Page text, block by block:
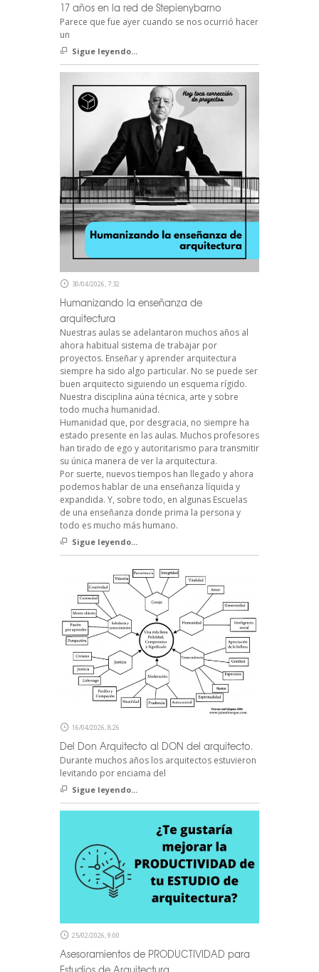
17 años en la red de Stepienybarno
Parece que fue ayer cuando se nos ocurrió hacer
un
Sigue leyendo...
30/04/2026, 7:32
Humanizando la enseñanza de
arquitectura
Nuestras aulas se adelantaron muchos años al
ahora habitual sistema de trabajar por
proyectos. Enseñar y aprender arquitectura
siempre ha sido algo particular. No se puede ser
buen arquitecto siguiendo un esquema rígido.
Nuestra disciplina aúna técnica, arte y sobre
todo mucha humanidad.
Humanidad que, por desgracia, no siempre ha
estado presente en las aulas. Muchos profesores
han tirado de ego y autoritarismo para transmitir
su única manera de ver la arquitectura.
Por suerte, nuevos tiempos han llegado y ahora
podemos hablar de una enseñanza líquida y
expandida. Y, sobre todo, en algunas Escuelas
de una enseñanza donde prima la persona y
todo es mucho más humano.
Sigue leyendo...
16/04/2026, 8:26
Del Don Arquitecto al DON del arquitecto.
Durante muchos años los arquitectos estuvieron
levitando por enciama del
Sigue leyendo...
25/02/2026, 9:00
Asesoramientos de PRODUCTIVIDAD para
Estudios de Arquitectura